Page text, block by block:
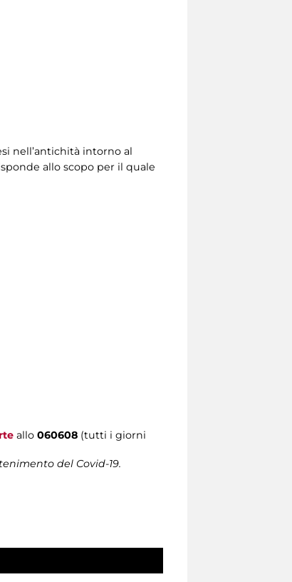
nell’antichità intorno al
allo scopo per il quale
allo 060608 (tutti i giorni
del Covid-19.